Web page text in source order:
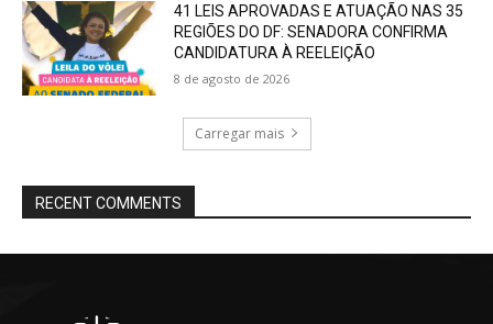
41 LEIS APROVADAS E ATUAÇÃO NAS 35
REGIÕES DO DF: SENADORA CONFIRMA
CANDIDATURA À REELEIÇÃO
8 de agosto de 2026
Carregar mais
RECENT COMMENTS